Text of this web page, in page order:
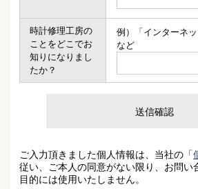
時計修理工房の
ことをどこでお
知りになりまし
たか？
例）「インターネ
など
ご入力頂きました個人情報は、当社の「
従い、ご本人の同意がない限り、お問い
目的には使用いたしません。